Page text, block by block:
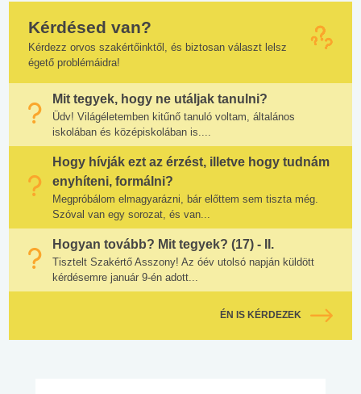
Kérdésed van?
Kérdezz orvos szakértőinktől, és biztosan választ lelsz
égető problémáidra!
Mit tegyek, hogy ne utáljak tanulni?
Üdv! Világéletemben kitűnő tanuló voltam, általános
iskolában és középiskolában is....
Hogy hívják ezt az érzést, illetve hogy tudnám
enyhíteni, formálni?
Megpróbálom elmagyarázni, bár előttem sem tiszta még.
Szóval van egy sorozat, és van...
Hogyan tovább? Mit tegyek? (17) - II.
Tisztelt Szakértő Asszony! Az óév utolsó napján küldött
kérdésemre január 9-én adott...
ÉN IS KÉRDEZEK